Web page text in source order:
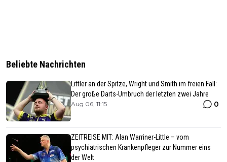
Beliebte Nachrichten
Littler an der Spitze, Wright und Smith im freien Fall:
Der große Darts-Umbruch der letzten zwei Jahre
Aug 06, 11:15 0
ZEITREISE MIT: Alan Warriner-Little – vom
psychiatrischen Krankenpfleger zur Nummer eins
der Welt